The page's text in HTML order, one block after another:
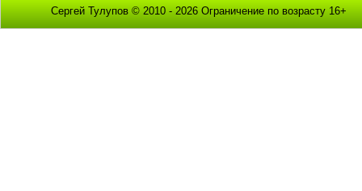
Сергей Тулупов © 2010 - 2026 Ограничение по возрасту 16+